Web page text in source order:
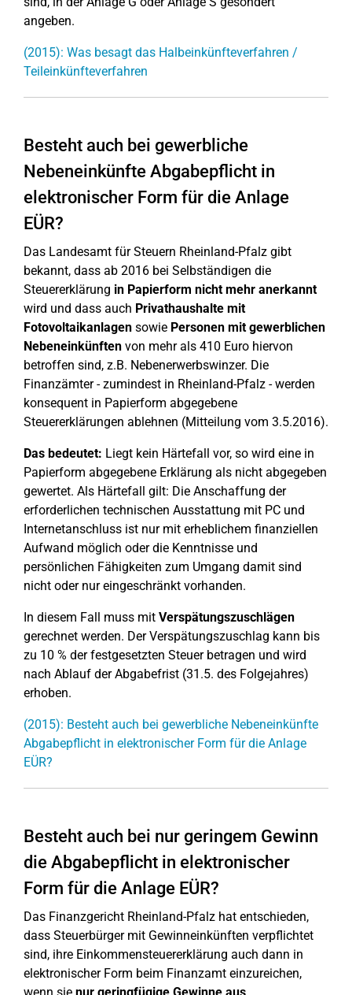
angeben.
(2015): Was besagt das Halbeinkünfteverfahren /
Teileinkünfteverfahren
Besteht auch bei gewerbliche
Nebeneinkünfte Abgabepflicht in
elektronischer Form für die Anlage
EÜR?
Das Landesamt für Steuern Rheinland-Pfalz gibt
bekannt, dass ab 2016 bei Selbständigen die
Steuererklärung in Papierform nicht mehr anerkannt
wird und dass auch Privathaushalte mit
Fotovoltaikanlagen sowie Personen mit gewerblichen
Nebeneinkünften von mehr als 410 Euro hiervon
betroffen sind, z.B. Nebenerwerbswinzer. Die
Finanzämter - zumindest in Rheinland-Pfalz - werden
konsequent in Papierform abgegebene
Steuererklärungen ablehnen (Mitteilung vom 3.5.2016).
Das bedeutet: Liegt kein Härtefall vor, so wird eine in
Papierform abgegebene Erklärung als nicht abgegeben
gewertet. Als Härtefall gilt: Die Anschaffung der
erforderlichen technischen Ausstattung mit PC und
Internetanschluss ist nur mit erheblichem finanziellen
Aufwand möglich oder die Kenntnisse und
persönlichen Fähigkeiten zum Umgang damit sind
nicht oder nur eingeschränkt vorhanden.
In diesem Fall muss mit Verspätungszuschlägen
gerechnet werden. Der Verspätungszuschlag kann bis
zu 10 % der festgesetzten Steuer betragen und wird
nach Ablauf der Abgabefrist (31.5. des Folgejahres)
erhoben.
(2015): Besteht auch bei gewerbliche Nebeneinkünfte
Abgabepflicht in elektronischer Form für die Anlage
EÜR?
Besteht auch bei nur geringem Gewinn
die Abgabepflicht in elektronischer
Form für die Anlage EÜR?
Das Finanzgericht Rheinland-Pfalz hat entschieden,
dass Steuerbürger mit Gewinneinkünften verpflichtet
sind, ihre Einkommensteuererklärung auch dann in
elektronischer Form beim Finanzamt einzureichen,